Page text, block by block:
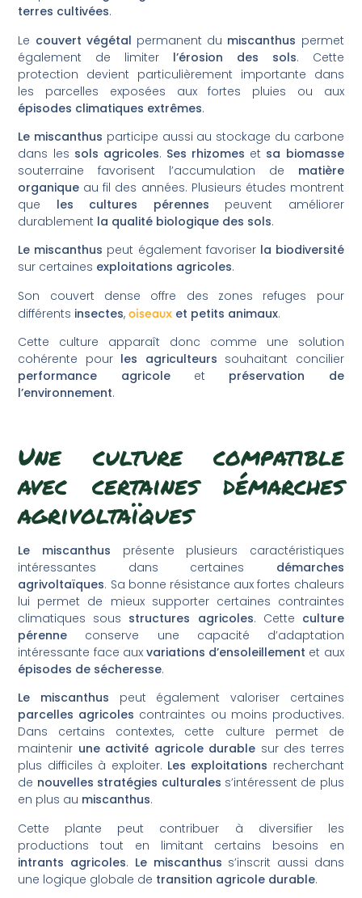
terres cultivées.
Le couvert végétal permanent du miscanthus permet
également de limiter l’érosion des sols. Cette
protection devient particulièrement importante dans
les parcelles exposées aux fortes pluies ou aux
épisodes climatiques extrêmes.
Le miscanthus participe aussi au stockage du carbone
dans les sols agricoles. Ses rhizomes et sa biomasse
souterraine favorisent l’accumulation de matière
organique au fil des années. Plusieurs études montrent
que les cultures pérennes peuvent améliorer
durablement la qualité biologique des sols.
Le miscanthus peut également favoriser la biodiversité
sur certaines exploitations agricoles.
Son couvert dense offre des zones refuges pour
différents insectes,oiseaux et petits animaux.
Cette culture apparaît donc comme une solution
cohérente pour les agriculteurs souhaitant concilier
performance agricoleet préservation de
l’environnement.
Une culture compatible
avec certaines démarches
agrivoltaïques
Le miscanthus présente plusieurs caractéristiques
intéressantes dans certaines démarches
agrivoltaïques. Sa bonne résistance aux fortes chaleurs
lui permet de mieux supporter certaines contraintes
climatiques sous structures agricoles. Cette culture
pérenne conserve une capacité d’adaptation
intéressante face aux variations d’ensoleillement et aux
épisodes de sécheresse.
Le miscanthus peut également valoriser certaines
parcelles agricoles contraintes ou moins productives.
Dans certains contextes, cette culture permet de
maintenir une activité agricole durable sur des terres
plus difficiles à exploiter. Les exploitations recherchant
de nouvelles stratégies culturales s’intéressent de plus
en plus au miscanthus.
Cette plante peut contribuer à diversifier les
productions tout en limitant certains besoins en
intrants agricoles. Le miscanthus s’inscrit aussi dans
une logique globale de transition agricole durable.